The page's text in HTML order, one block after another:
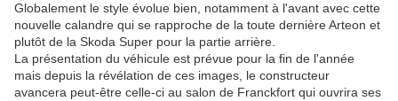
Globalement le style évolue bien, notamment à l'avant avec cette
nouvelle calandre qui se rapproche de la toute dernière Arteon et
plutôt de la Skoda Super pour la partie arrière.
La présentation du véhicule est prévue pour la fin de l'année
mais depuis la révélation de ces images, le constructeur
avancera peut-être celle-ci au salon de Franckfort qui ouvrira ses